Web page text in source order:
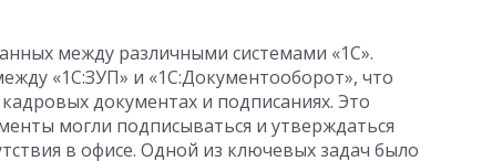
между различными системами «1С».
«1С:ЗУП» и «1С:Документооборот», что
документах и подписаниях. Это
могли подписываться и утверждаться
в офисе. Одной из ключевых задач было